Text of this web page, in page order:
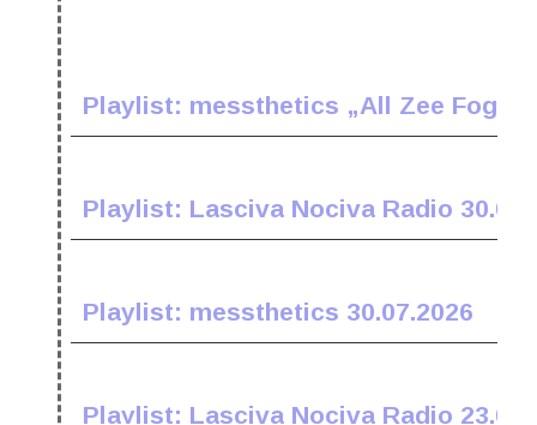
Playlist: messthetics „All Zee Fogz
Playlist: Lasciva Nociva Radio
Playlist: messthetics 30.07.2026
Playlist: Lasciva Nociva Radio